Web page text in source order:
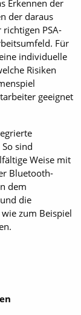
Erkennen der
der daraus
PSA-
Für
individuelle
Risiken
geeignet
sind
Weise mit
Bluetooth-
dem
die
zum Beispiel